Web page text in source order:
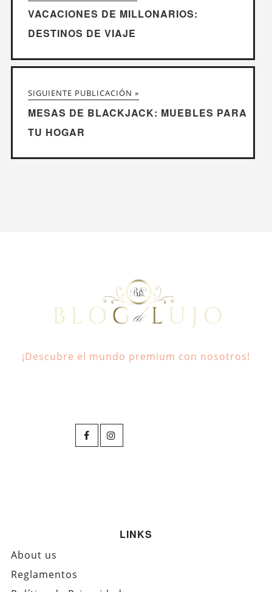
VACACIONES DE MILLONARIOS:
DESTINOS DE VIAJE
SIGUIENTE PUBLICACIÓN »
MESAS DE BLACKJACK: MUEBLES PARA
TU HOGAR
¡Descubre el mundo premium con nosotros!
LINKS
About us
Reglamentos